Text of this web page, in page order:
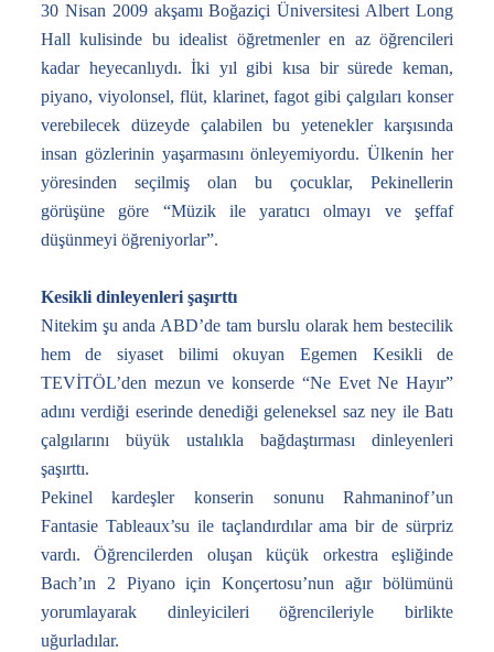
30 Nisan 2009 akşamı Boğaziçi Üniversitesi Albert Long
Hall kulisinde bu idealist öğretmenler en az öğrencileri
kadar heyecanlıydı. İki yıl gibi kısa bir sürede keman,
piyano, viyolonsel, flüt, klarinet, fagot gibi çalgıları konser
verebilecek düzeyde çalabilen bu yetenekler karşısında
insan gözlerinin yaşarmasını önleyemiyordu. Ülkenin her
yöresinden seçilmiş olan bu çocuklar, Pekinellerin
görüşüne göre “Müzik ile yaratıcı olmayı ve şeffaf
düşünmeyi öğreniyorlar”.
Kesikli dinleyenleri şaşırttı
Nitekim şu anda ABD’de tam burslu olarak hem bestecilik
hem de siyaset bilimi okuyan Egemen Kesikli de
TEVİTÖL’den mezun ve konserde “Ne Evet Ne Hayır”
adını verdiği eserinde denediği geleneksel saz ney ile Batı
çalgılarını büyük ustalıkla bağdaştırması dinleyenleri
şaşırttı.
Pekinel kardeşler konserin sonunu Rahmaninof’un
Fantasie Tableaux’su ile taçlandırdılar ama bir de sürpriz
vardı. Öğrencilerden oluşan küçük orkestra eşliğinde
Bach’ın 2 Piyano için Konçertosu’nun ağır bölümünü
yorumlayarak dinleyicileri öğrencileriyle birlikte
uğurladılar.